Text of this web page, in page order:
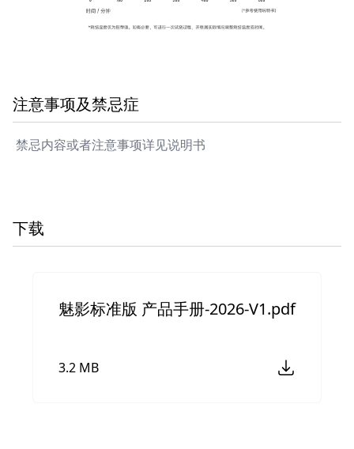
注意事项及禁忌症
禁忌内容或者注意事项详见说明书
下载
魅影标准版 产品手册-2026-V1.pdf
3.2 MB